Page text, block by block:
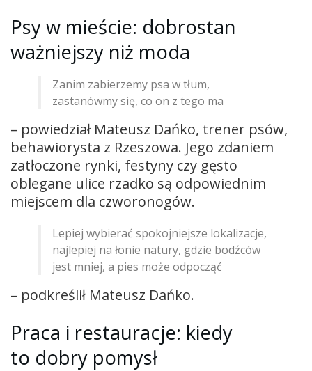
Psy w mieście: dobrostan
ważniejszy niż moda
Zanim zabierzemy psa w tłum,
zastanówmy się, co on z tego ma
– powiedział Mateusz Dańko, trener psów,
behawiorysta z Rzeszowa. Jego zdaniem
zatłoczone rynki, festyny czy gęsto
oblegane ulice rzadko są odpowiednim
miejscem dla czworonogów.
Lepiej wybierać spokojniejsze lokalizacje,
najlepiej na łonie natury, gdzie bodźców
jest mniej, a pies może odpocząć
– podkreślił Mateusz Dańko.
Praca i restauracje: kiedy
to dobry pomysł